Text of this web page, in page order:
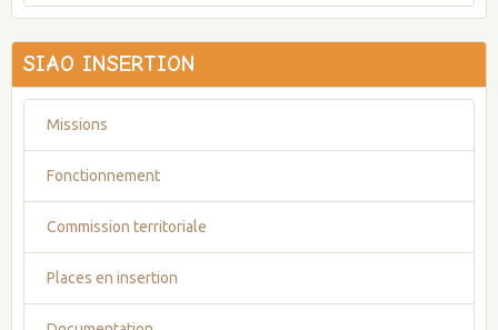
SIAO INSERTION
Missions
Fonctionnement
Commission territoriale
Places en insertion